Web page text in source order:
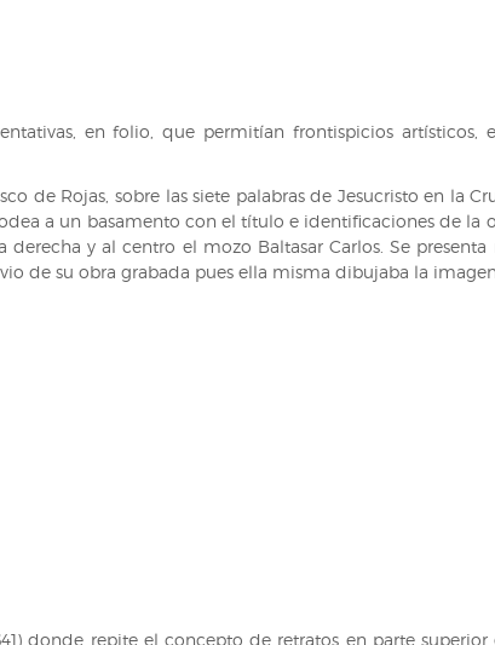
en folio, que permitían frontispicios artísticos,
de Rojas, sobre las siete palabras de Jesucristo en la
a un basamento con el título e identificaciones de la
y al centro el mozo Baltasar Carlos. Se
de su obra grabada pues ella misma dibujaba la
donde repite el concepto de retratos en parte